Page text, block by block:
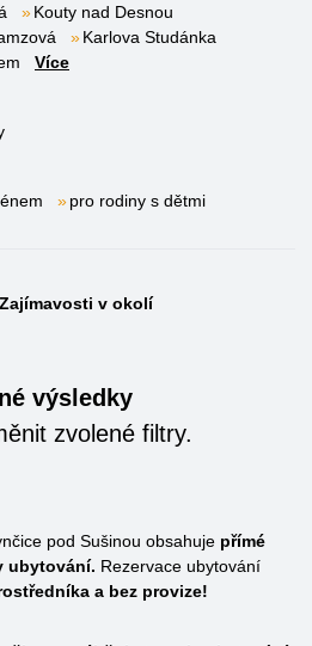
Kouty nad Desnou
Karlova Studánka
Více
pro rodiny s dětmi
v okolí
výsledky
zvolené filtry.
pod Sušinou obsahuje přímé
ubytování. Rezervace ubytování
a bez provize!